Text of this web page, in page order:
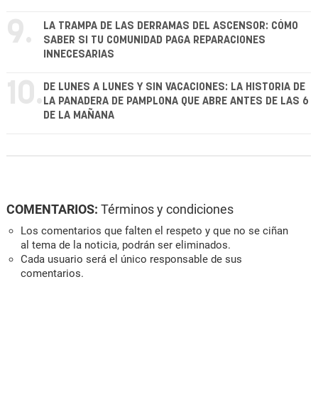
9.
LA TRAMPA DE LAS DERRAMAS DEL ASCENSOR: CÓMO
SABER SI TU COMUNIDAD PAGA REPARACIONES
INNECESARIAS
10. DE LUNES A LUNES Y SIN VACACIONES: LA HISTORIA DE
LA PANADERA DE PAMPLONA QUE ABRE ANTES DE LAS 6
DE LA MAÑANA
COMENTARIOS: Términos y condiciones
Los comentarios que falten el respeto y que no se ciñan
al tema de la noticia, podrán ser eliminados.
Cada usuario será el único responsable de sus
comentarios.